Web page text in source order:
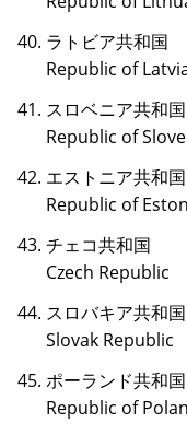
ラトビア共和国
Republic of
スロベニア共和国
Republic of
エストニア共和国
Republic of
チェコ共和国
Czech Republic
スロバキア共和国
Slovak Republic
ポーランド共和国
Republic of